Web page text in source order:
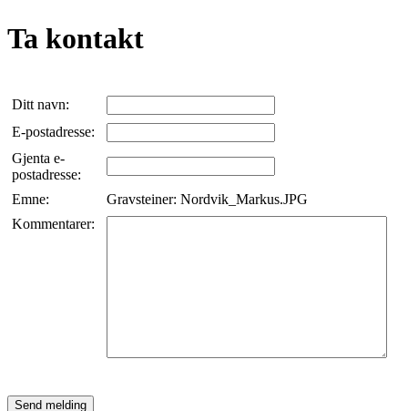
Ta kontakt
Ditt navn:
E-postadresse:
Gjenta e-
postadresse:
Emne:
Gravsteiner: Nordvik_Markus.JPG
Kommentarer: